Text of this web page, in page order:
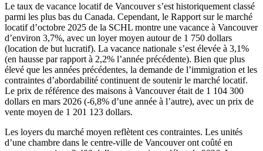
Le taux de vacance locatif de Vancouver s’est historiquement classé
parmi les plus bas du Canada. Cependant, le Rapport sur le marché
locatif d’octobre 2025 de la SCHL montre une vacance à Vancouver
d’environ 3,7%, avec un loyer moyen autour de 1 750 dollars
(location de but lucratif). La vacance nationale s’est élevée à 3,1%
(en hausse par rapport à 2,2% l’année précédente). Bien que plus
élevé que les années précédentes, la demande de l’immigration et les
contraintes d’abordabilité continuent de soutenir le marché locatif.
Le prix de référence des maisons à Vancouver était de 1 104 300
dollars en mars 2026 (-6,8% d’une année à l’autre), avec un prix de
vente moyen de 1 201 123 dollars.
Les loyers du marché moyen reflètent ces contraintes. Les unités
d’une chambre dans le centre-ville de Vancouver ont coûté en